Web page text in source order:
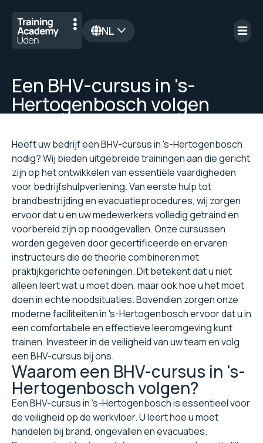
NL
Een BHV-cursus in 's-
Hertogenbosch volgen
Heeft uw bedrijf een BHV-cursus in 's-Hertogenbosch
nodig? Wij bieden uitgebreide trainingen aan die gericht
zijn op het ontwikkelen van essentiële vaardigheden
voor bedrijfshulpverlening. Van eerste hulp tot
brandbestrijding en evacuatieprocedures, wij zorgen
ervoor dat u en uw medewerkers volledig getraind en
voorbereid zijn op noodgevallen. Onze cursussen
worden gegeven door gecertificeerde en ervaren
instructeurs die de theorie combineren met
praktijkgerichte oefeningen. Dit betekent dat u niet
alleen leert wat u moet doen, maar ook hoe u het moet
doen in echte noodsituaties. Bovendien zorgen onze
moderne faciliteiten in 's-Hertogenbosch ervoor dat u in
een comfortabele en effectieve leeromgeving kunt
trainen. Investeer in de veiligheid van uw team en volg
een BHV-cursus bij ons.
Waarom een BHV-cursus in 's-
Hertogenbosch volgen?
Een BHV-cursus in 's-Hertogenbosch is essentieel voor
de veiligheid op de werkvloer. U leert hoe u moet
handelen bij brand, ongevallen en evacuaties.